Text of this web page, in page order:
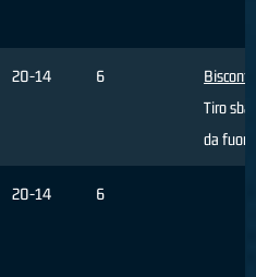
20-14 6
Bisconti
Tiro
da fuori
20-14 6